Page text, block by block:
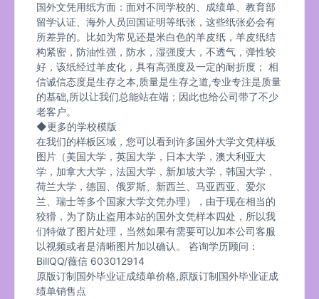
国外文凭用纸方面：面对不同学校的、成绩单、教育部
留学认证、海外人员回国证明等纸张，这些纸张必会有
所差异的。比如为常见还是米白色的羊皮纸，羊皮纸结
构紧密，防油性强，防水，湿强度大，不透气，弹性较
好，该纸经过羊皮化，具有高强度及一定的耐折度； 相
信诚信态度是生存之本,质量是生存之道,专业专注是质量
的基础,所以让我们总能站在端；因此也给公司带了不少
老客户。
◆更多的学校模版
在我们的样板区域，您可以看到许多国外大学文凭样板
图片（美国大学，英国大学，日本大学，澳大利亚大
学，加拿大大学，法国大学，新加坡大学，韩国大学，
荷兰大学，德国、俄罗斯、新西兰、马亚西亚、爱尔
兰、瑞士等多个国家大学文凭办理），由于现在相当的
狡猾，为了防止盗用本站的国外文凭样本四处，所以我
们特做了图片处理，当然如果有需要可以加本公司客服
以视频或者是清晰图片加以确认。 咨询学历顾问：
BillQQ/薇信 603012914
原版订制国外毕业证成绩单价格,原版订制国外毕业证成
绩单销售点